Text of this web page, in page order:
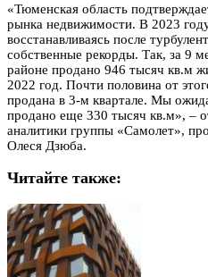
«Тюменская область
рынка недвижимости. В 2023
восстанавливаясь после
собственные рекорды. Так, за 9
районе продано 946 тысяч кв.м
2022 год. Почти половина от
продана в 3-м квартале. Мы
продано еще 330 тысяч кв.м», –
аналитики группы «Самолет»,
Олеся Дзюба.
Читайте также: